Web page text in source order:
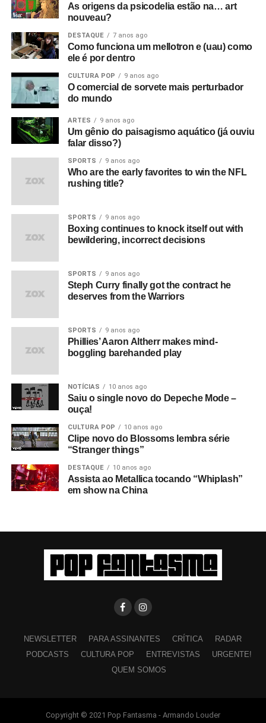
As origens da psicodelia estão na… art
nouveau?
DESTAQUE 7 anos ago
Como funciona um mellotron e (uau) como
ele é por dentro
CULTURA POP 9 anos ago
O comercial de sorvete mais perturbador
do mundo
ARTES 9 anos ago
Um gênio do paisagismo aquático (já ouviu
falar disso?)
SPORTS 9 anos ago
Who are the early favorites to win the NFL
rushing title?
SPORTS 9 anos ago
Boxing continues to knock itself out with
bewildering, incorrect decisions
SPORTS 9 anos ago
Steph Curry finally got the contract he
deserves from the Warriors
SPORTS 9 anos ago
Phillies’ Aaron Altherr makes mind-
boggling barehanded play
NOTÍCIAS 10 anos ago
Saiu o single novo do Depeche Mode –
ouça!
CULTURA POP 10 anos ago
Clipe novo do Blossoms lembra série
“Stranger things”
DESTAQUE 10 anos ago
Assista ao Metallica tocando “Whiplash”
em show na China
NEWSLETTER PARA ASSINANTES CRÍTICA
RADAR
PODCASTS
CULTURA POP ENTREVISTAS
URGENTE!
QUEM SOMOS
Copyright © 2021 Pop Fantasma - Armando Louder